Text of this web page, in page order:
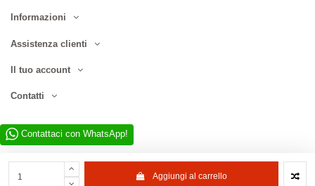
Aggiungi al carrello
Informazioni
Assistenza clienti
Il tuo account
Contatti
Contattaci con WhatsApp!